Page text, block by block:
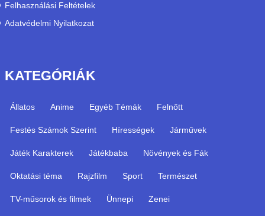
Felhasználási Feltételek
Adatvédelmi Nyilatkozat
KATEGÓRIÁK
Állatos Anime Egyéb Témák Felnőtt
Festés Számok Szerint Hírességek Járművek
Játék Karakterek Játékbaba Növények és Fák
Oktatási téma Rajzfilm Sport Természet
TV-műsorok és filmek Ünnepi Zenei